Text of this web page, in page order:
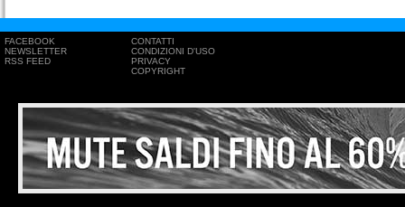
FACEBOOK
NEWSLETTER
RSS FEED
CONTATTI
CONDIZIONI D'USO
PRIVACY
COPYRIGHT